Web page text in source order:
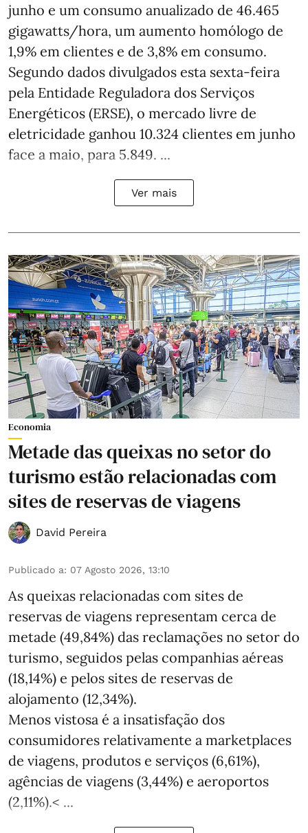
junho e um consumo anualizado de 46.465
gigawatts/hora, um aumento homólogo de
1,9% em clientes e de 3,8% em consumo.
Segundo dados divulgados esta sexta-feira
pela Entidade Reguladora dos Serviços
Energéticos (ERSE), o mercado livre de
eletricidade ganhou 10.324 clientes em junho
face a maio, para 5.849. ...
Ver mais
Economia
Metade das queixas no setor do
turismo estão relacionadas com
sites de reservas de viagens
David Pereira
Publicado a: 07 Agosto 2026, 13:10
As queixas relacionadas com sites de
reservas de viagens representam cerca de
metade (49,84%) das reclamações no setor do
turismo, seguidos pelas companhias aéreas
(18,14%) e pelos sites de reservas de
alojamento (12,34%).
Menos vistosa é a insatisfação dos
consumidores relativamente a marketplaces
de viagens, produtos e serviços (6,61%),
agências de viagens (3,44%) e aeroportos
(2,11%).< ...